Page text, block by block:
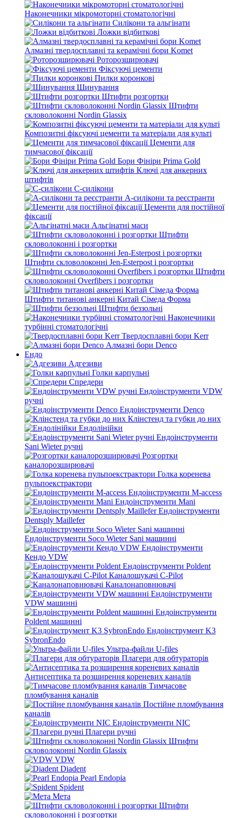
Наконечники мікромоторні стоматологічні
Силікони та альгінати
Ложки відбиткові
Алмазні твердосплавні та керамічні бори Komet
Роторозширювачі
Фіксуючі цементи
Пилки коронкові
Шинування
Штифти розгортки
Штифти
скловолоконні Nordin Glassix
Композитні фіксуючі цементи та матеріали для культі
Цементи для
тимчасової фіксації
Бори Фініри Prima Gold
Ключі для анкерних
штифтів
С-силікони
А-силікони та реєстранти
Цементи для постійної
фіксації
Альгінатні маси
Штифти
скловолоконні і розгортки
Штифти скловолоконні Jen-Esterpost і розгортки
Штифти
скловолоконні Overfibers і розгортки
Штифти титанові анкерні Китай Сімеда Форма
Штифти беззольні
Наконечники
турбінні стоматологічні
Твердосплавні бори Kerr
Алмазні бори Denco
Ендо
Адгезиви
Голки карпульні
Спредери
Ендоінструменти VDW
ручні
Ендоінструменти Denco
Клінстенд та губки до них
Ендолінійки
Ендоінструменти
Sani Wieter ручні
Розгортки
каналорозширювачі
Голка коренева
пульпоекстрактори
Ендоінструменти M-access
Ендоінструменти Mani
Ендоінструменти
Dentsply Maillefer
Ендоінструменти Soco Wieter Sani машинні
Ендоінструменти
Кендо VDW
Ендоінструменти Poldent
Каналошукачі C-Pilot
Каналонаповнювачі
Ендоінструменти
VDW машинні
Ендоінструменти
Poldent машинні
Ендоінструмент K3
SybronEndo
Ультра-файли U-files
Плагери для обтураторів
Антисептика та розширення кореневих каналів
Тимчасове
пломбування каналів
Постійне пломбування
каналів
Ендоінструменти NIC
Плагери ручні
Штифти
скловолоконні Nordin Glassix
VDW
Diadent
Pearl Endopia
Spident
Мета
Штифти
скловолоконні і розгортки